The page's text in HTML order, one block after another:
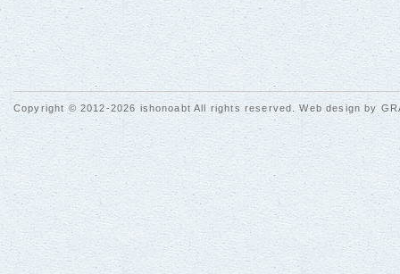
Copyright © 2012-2026 ishonoabt All rights reserved. Web design by